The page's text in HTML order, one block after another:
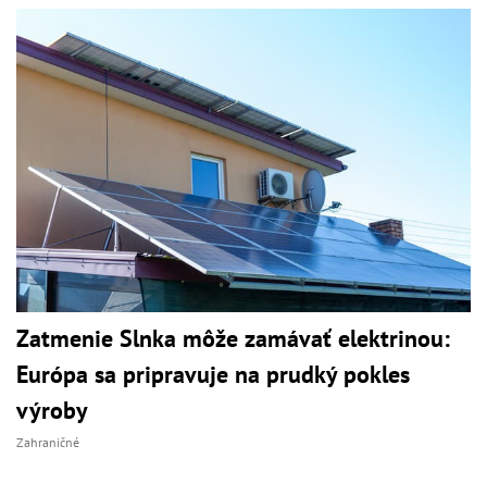
Zatmenie Slnka môže zamávať elektrinou:
Európa sa pripravuje na prudký pokles
výroby
Zahraničné